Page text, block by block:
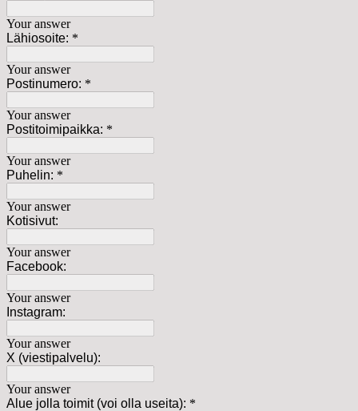
Your answer
Lähiosoite: *
Your answer
Postinumero: *
Your answer
Postitoimipaikka: *
Your answer
Puhelin: *
Your answer
Kotisivut:
Your answer
Facebook:
Your answer
Instagram:
Your answer
X (viestipalvelu):
Your answer
Alue jolla toimit (voi olla useita): *